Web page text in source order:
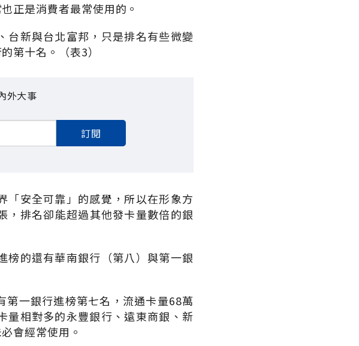
正是消費者最常使用的。
台新與台北富邦，只是排名有些微變
第十名。（表3）
外大事
訂閱
「安全可靠」的感覺，所以在形象方
，排名卻能超過其他發卡量數倍的銀
榜的還有華南銀行（第八）與第一銀
第一銀行進榜第七名，流通卡量68萬
量相對多的永豐銀行、遠東商銀、新
會經常使用。